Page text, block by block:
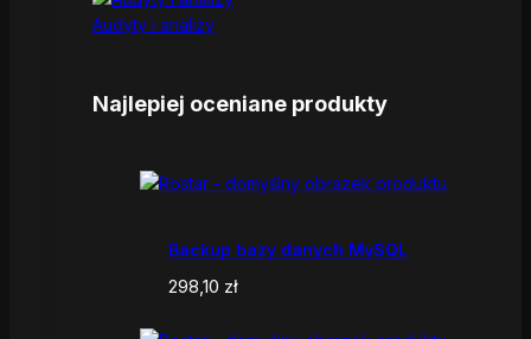
Audyty i analizy
Najlepiej oceniane produkty
Backup bazy danych MySQL
298,10 zł